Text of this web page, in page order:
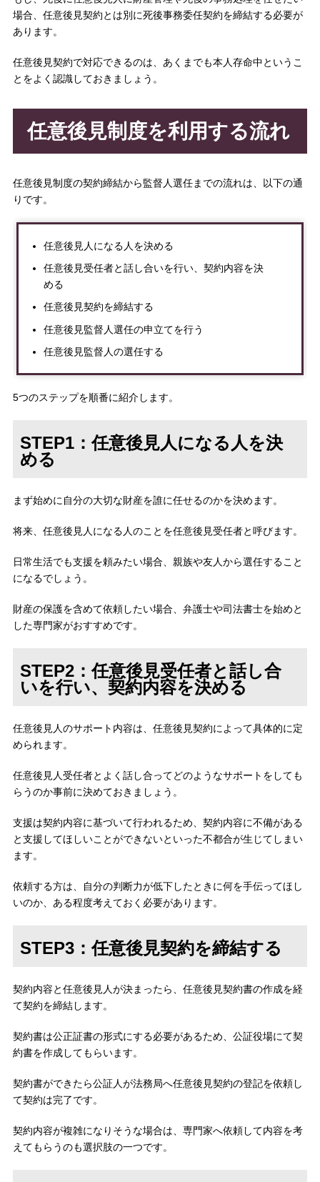
場合、任意後見契約とは別に死後事務委任契約を締結する必要が
あります。
任意後見契約で対応できるのは、あくまでも本人存命中というこ
とをよく認識しておきましょう。
任意後見制度を利用する流れ
任意後見制度の契約締結から監督人選任までの流れは、以下の通
りです。
任意後見人になる人を決める
任意後見受任者と話し合いを行い、契約内容を決
める
任意後見契約を締結する
任意後見監督人選任の申立てを行う
任意後見監督人の選任する
5つのステップを順番に紹介します。
STEP1：任意後見人になる人を決
める
まず始めに自分の大切な財産を誰に任せるのかを決めます。
将来、任意後見人になる人のことを任意後見受任者と呼びます。
日常生活でも支援を頼みたい場合、親族や友人から選任すること
になるでしょう。
財産の保護を含めて依頼したい場合、弁護士や司法書士を始めと
した専門家がおすすめです。
STEP2：任意後見受任者と話し合
いを行い、契約内容を決める
任意後見人のサポート内容は、任意後見契約によって具体的に定
められます。
任意後見人受任者とよく話し合ってどのようなサポートをしても
らうのか事前に決めておきましょう。
支援は契約内容に基づいて行われるため、契約内容に不備がある
と支援してほしいことができないといった不都合が生じてしまい
ます。
依頼する方は、自分の判断力が低下したときに何を手伝ってほし
いのか、ある程度考えておく必要があります。
STEP3：任意後見契約を締結する
契約内容と任意後見人が決まったら、任意後見契約書の作成を経
て契約を締結します。
契約書は公正証書の形式にする必要があるため、公証役場にて契
約書を作成してもらいます。
契約書ができたら公証人が法務局へ任意後見契約の登記を依頼し
て契約は完了です。
契約内容が複雑になりそうな場合は、専門家へ依頼して内容を考
えてもらうのも選択肢の一つです。